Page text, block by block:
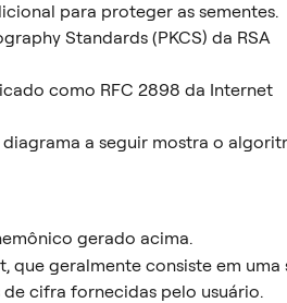
para proteger as sementes.
Standards (PKCS) da RSA
como RFC 2898 da Internet
a seguir mostra o
gerado acima.
que geralmente consiste em uma
cifra fornecidas pelo usuário.